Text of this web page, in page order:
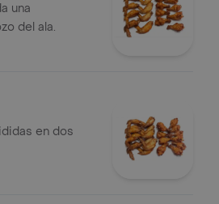
una
del ala.
en dos